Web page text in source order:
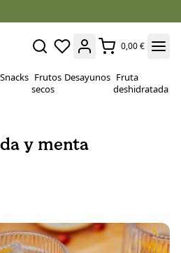
0,00 €
Snacks Frutos
secos
Desayunos Fruta
deshidratada
y menta